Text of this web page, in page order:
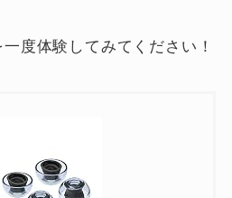
度体験してみてください！